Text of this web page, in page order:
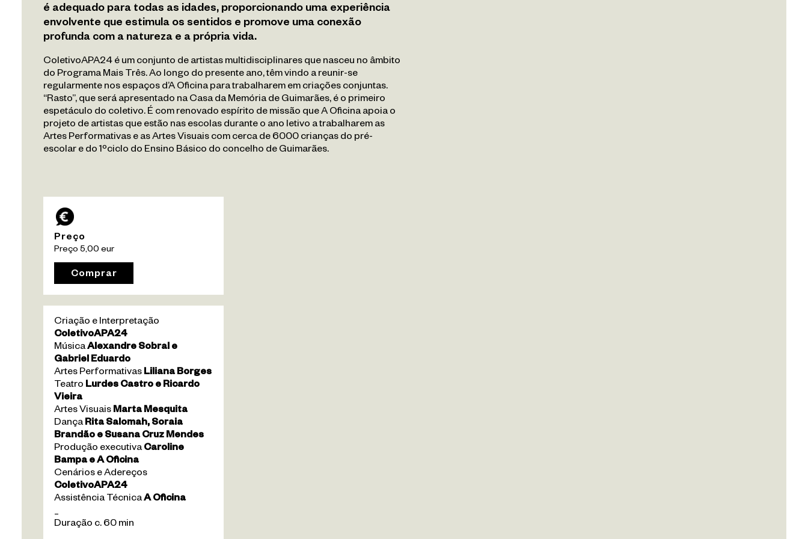
Repositório
Veduta
PT EN
é adequado para todas as idades, proporcionando uma experiência
envolvente que estimula os sentidos e promove uma conexão
profunda com a natureza e a própria vida.
ColetivoAPA24 é um conjunto de artistas multidisciplinares que nasceu no âmbito
do Programa Mais Três. Ao longo do presente ano, têm vindo a reunir-se
regularmente nos espaços d’A Oficina para trabalharem em criações conjuntas.
“Rasto”, que será apresentado na Casa da Memória de Guimarães, é o primeiro
espetáculo do coletivo. É com renovado espírito de missão que A Oficina apoia o
projeto de artistas que estão nas escolas durante o ano letivo a trabalharem as
Artes Performativas e as Artes Visuais com cerca de 6000 crianças do pré-
escolar e do 1ºciclo do Ensino Básico do concelho de Guimarães.
Preço
Preço 5,00 eur
Comprar
Criação e Interpretação
ColetivoAPA24
MúsicaAlexandre Sobral e
Gabriel Eduardo
Artes Performativas Liliana Borges
Teatro Lurdes Castro e Ricardo
Vieira
Artes Visuais Marta Mesquita
DançaRita Salomah, Soraia
Brandão e Susana Cruz Mendes
Produção executivaCaroline
Bampa e A Oficina
Cenários e Adereços
ColetivoAPA24
Assistência TécnicaA Oficina
_
Duração c. 60 min